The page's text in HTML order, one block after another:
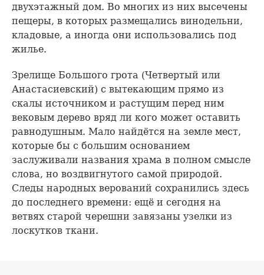
двухэтажный дом. Во многих из них высечены
пещеры, в которых размещались винодельни,
кладовые, а иногда они использовались под
жилье.
Зрелище Большого грота (Четвертый или
Анастасиевский) с вытекающим прямо из
скалы источником и растущим перед ним
вековым дерево вряд ли кого может оставить
равнодушным. Мало найдётся на земле мест,
которые бы с большим основанием
заслуживали названия храма в полном смысле
слова, но воздвигнутого самой природой.
Следы народных верований сохранились здесь
до последнего времени: ещё и сегодня на
ветвях старой черешни завязаны узелки из
лоскутков ткани.